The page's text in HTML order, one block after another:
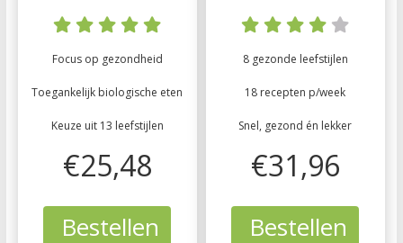
Focus op gezondheid
Toegankelijk biologische eten
Keuze uit 13 leefstijlen
€25,48
Bestellen
8 gezonde leefstijlen
18 recepten p/week
Snel, gezond én lekker
€31,96
Bestellen